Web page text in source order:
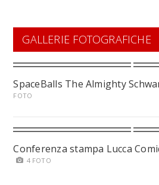
GALLERIE FOTOGRAFICHE
SpaceBalls The Almighty
FOTO
Conferenza stampa Lucca
4 FOTO